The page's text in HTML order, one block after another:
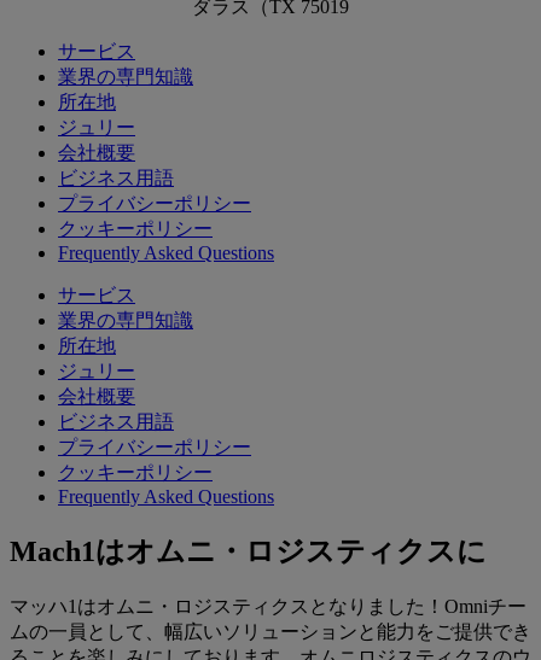
ダラス（TX 75019
サービス
業界の専門知識
所在地
ジュリー
会社概要
ビジネス用語
プライバシーポリシー
クッキーポリシー
Frequently Asked Questions
サービス
業界の専門知識
所在地
ジュリー
会社概要
ビジネス用語
プライバシーポリシー
クッキーポリシー
Frequently Asked Questions
Mach1はオムニ・ロジスティクスに
マッハ1はオムニ・ロジスティクスとなりました！Omniチー
ムの一員として、幅広いソリューションと能力をご提供でき